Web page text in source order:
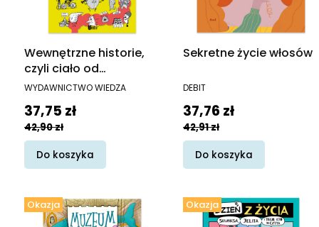
Wewnętrzne historie,
czyli ciało od
podszewki
PRODUCENT
WYDAWNICTWO WIEDZA
Cena promocyjna
37,75 zł
42,90 zł
Do koszyka
Sekretne życie włosów
PRODUCENT
DEBIT
Cena promocyjna
37,76 zł
42,91 zł
Do koszyka
Okazja Okazja